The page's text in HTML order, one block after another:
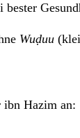
Wuḍuu
ibn Hazim an: